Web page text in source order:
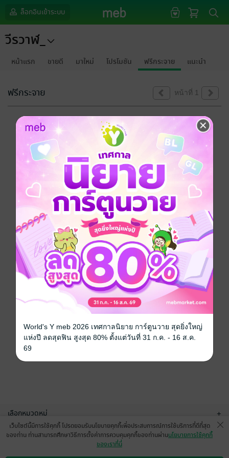
ล็อกอินเข้าระบบ
วีรวาฬ_
หน้าแรก ขายดี มาใหม่ โปรโมชัน ฟรีกระจาย แนะนำ
ฟรีกระจาย หน้าที่ 1
ขออภัยด้วยนะคะ
ไม่พบข้อมูลในหัวข้อที่คุณกำลังชมค่ะ
เลือกหมวดหมู่ +
บริการช่วยเหลือ
เว็บไซต์นี้มีการใช้คุกกี้ โปรดยอมรับนโยบายคุกกี้เพื่อประสบการณ์การใช้บริการที่ดีที่สุด
ของท่าน ท่านสามารถศึกษาวิธีการตั้งค่าการควบคุมคุกกี้ของท่านผ่านนโยบายการใช้คุกกี้
ของเราที่นี่
World's Y meb 2026 เทศกาลนิยาย การ์ตูนวาย สุดยิ่งใหญ่
แห่งปี ลดสุดฟิน สูงสุด 80% ตั้งแต่วันที่ 31 ก.ค. - 16 ส.ค.
69